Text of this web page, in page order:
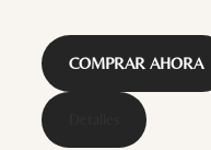
COMPRAR AHORA